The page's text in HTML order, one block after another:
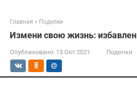
Главная » Поделки
Измени свою жизнь:
Опубликовано: 13 Окт 2021 Поделки